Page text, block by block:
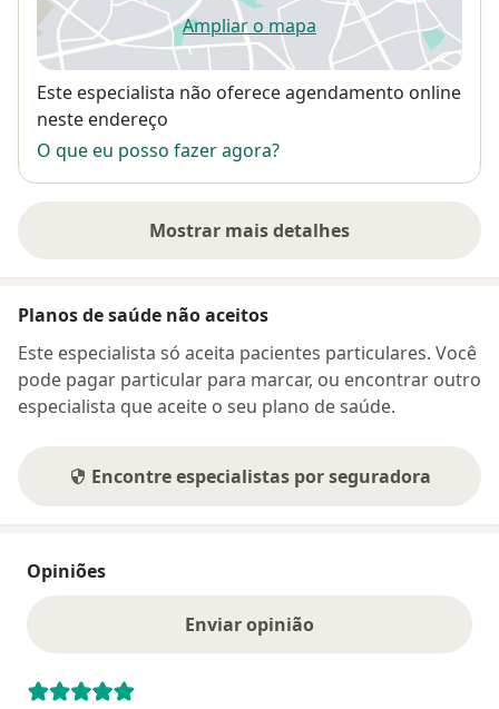
Ampliar o mapaabre num novo separador
Disponibilidade
Este especialista não oferece agendamento online
neste endereço
O que eu posso fazer agora?
Mostrar mais detalhes
sobre o endereço
Planos de saúde não aceitos
Este especialista só aceita pacientes particulares. Você
pode pagar particular para marcar, ou encontrar outro
especialista que aceite o seu plano de saúde.
Encontre especialistas por seguradora
Opiniões
Enviar opinião